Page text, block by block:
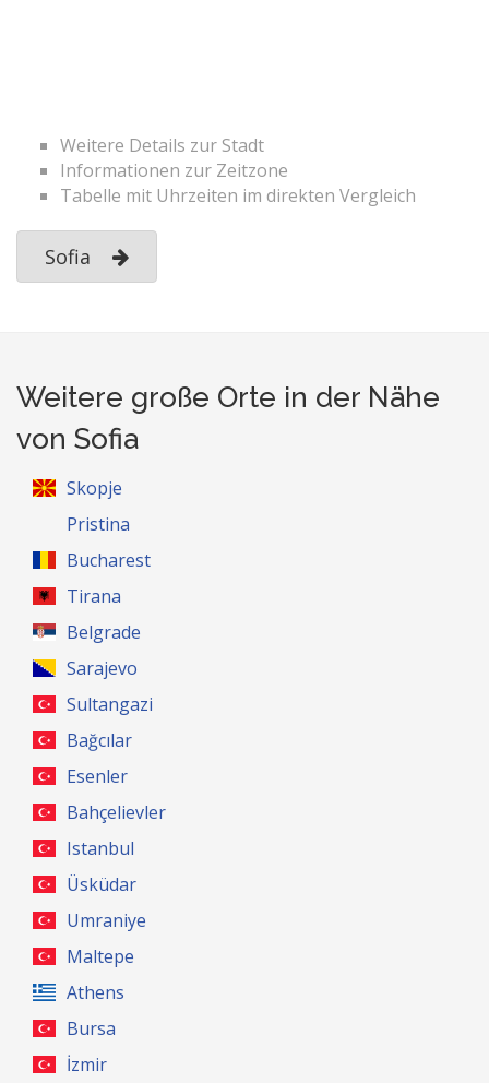
Weitere Details zur Stadt
Informationen zur Zeitzone
Tabelle mit Uhrzeiten im direkten Vergleich
Sofia
Weitere große Orte in der Nähe
von Sofia
Skopje
Pristina
Bucharest
Tirana
Belgrade
Sarajevo
Sultangazi
Bağcılar
Esenler
Bahçelievler
Istanbul
Üsküdar
Umraniye
Maltepe
Athens
Bursa
İzmir